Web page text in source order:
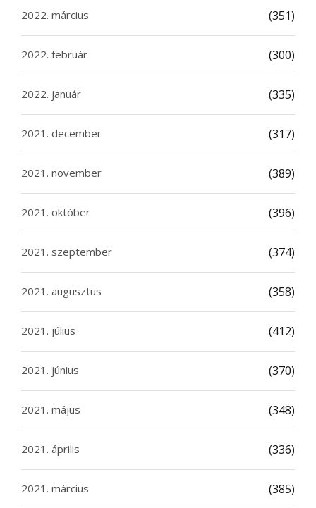
2022. március (351)
2022. február (300)
2022. január (335)
2021. december (317)
2021. november (389)
2021. október (396)
2021. szeptember (374)
2021. augusztus (358)
2021. július (412)
2021. június (370)
2021. május (348)
2021. április (336)
2021. március (385)